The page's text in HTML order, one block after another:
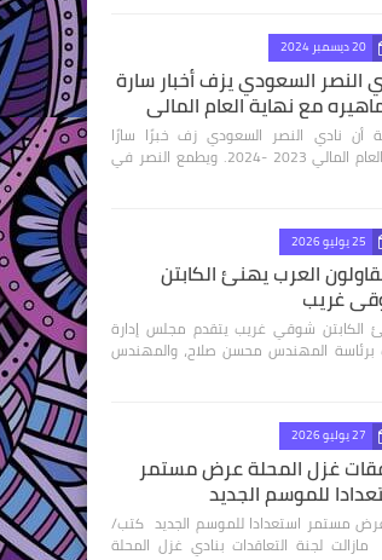
20 ديسمبر 2024
النصر السعودي يزف أخبار سارة
مع نهاية العام المالي
أن نادي النصر السعودي زف خبرًا سارًا
لجماهيره مع نهاية العام المالي 2023 -2024. ويطمع النصر في
25 يوليو 2026
العرب يهنئ الكابتن
غريب
الكابتن شوقي غريب يتقدم مجلس إدارة
برئاسة المهندس محسن صلاح، والمهندس
27 يوليو 2026
غزل المحلة عرض مستمر
للموسم الجديد
مستمر استعدادا للموسم الجديد كتب/
لجنة التعاقدات بنادي غزل المحلة